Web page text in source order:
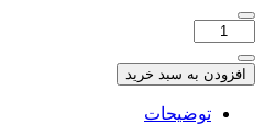
تعداد:
کشی
دهم
صفحه
افزودن به سبد خرید
توضیحات